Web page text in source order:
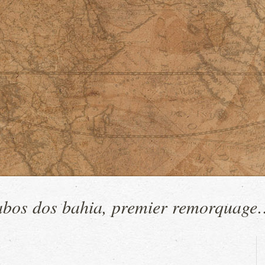
dos bahia, premier